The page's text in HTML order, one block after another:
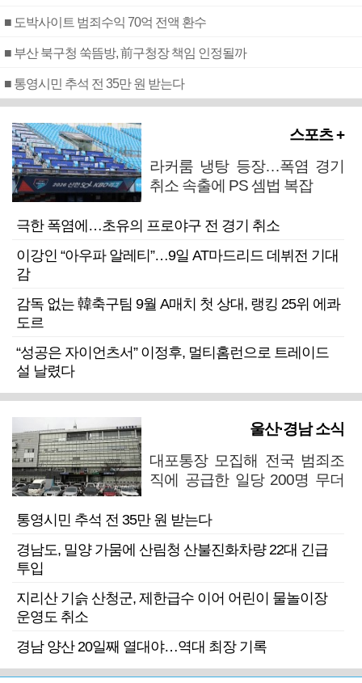
■ 도박사이트 범죄수익 70억 전액 환수
■ 부산 북구청 쑥뜸방, 前구청장 책임 인정될까
■ 통영시민 추석 전 35만 원 받는다
스포츠 +
라커룸 냉탕 등장…폭염 경기
취소 속출에 PS 셈법 복잡
극한 폭염에…초유의 프로야구 전 경기 취소
이강인 “아우파 알레티”…9일 AT마드리드 데뷔전 기대
감
감독 없는 韓축구팀 9월 A매치 첫 상대, 랭킹 25위 에콰
도르
“성공은 자이언츠서” 이정후, 멀티홈런으로 트레이드
설 날렸다
울산·경남 소식
대포통장 모집해 전국 범죄조
직에 공급한 일당 200명 무더
통영시민 추석 전 35만 원 받는다
경남도, 밀양 가뭄에 산림청 산불진화차량 22대 긴급
투입
지리산 기슭 산청군, 제한급수 이어 어린이 물놀이장
운영도 취소
경남 양산 20일째 열대야…역대 최장 기록